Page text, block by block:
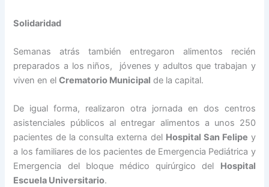
Solidaridad
Semanas atrás también entregaron alimentos recién
preparados a los niños, jóvenes y adultos que trabajan y
viven en elCrematorio Municipal de la capital.
De igual forma, realizaron otra jornada en dos centros
asistenciales públicos al entregar alimentos a unos 250
pacientes de la consulta externa del Hospital San Felipe y
a los familiares de los pacientes de Emergencia Pediátrica y
Emergencia del bloque médico quirúrgico del Hospital
Escuela Universitario.